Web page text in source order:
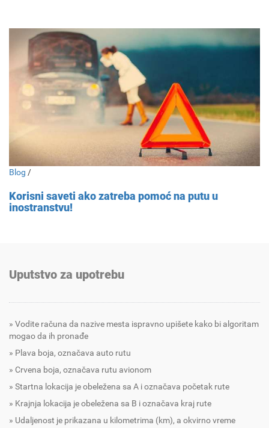
Blog /
Korisni saveti ako zatreba pomoć na putu u
inostranstvu!
Uputstvo za upotrebu
Vodite računa da nazive mesta ispravno upišete kako bi algoritam
mogao da ih pronađe
Plava boja, označava auto rutu
Crvena boja, označava rutu avionom
Startna lokacija je obeležena sa A i označava početak rute
Krajnja lokacija je obeležena sa B i označava kraj rute
Udaljenost je prikazana u kilometrima (km), a okvirno vreme